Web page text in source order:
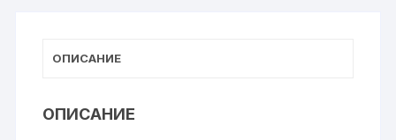
ОПИСАНИЕ
ОПИСАНИЕ